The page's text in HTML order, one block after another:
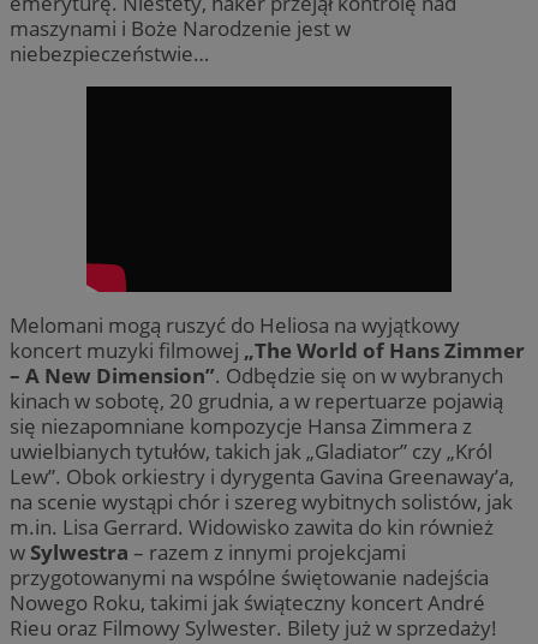
maszynami i Boże Narodzenie jest w
niebezpieczeństwie…
Melomani mogą ruszyć do Heliosa na wyjątkowy
koncert muzyki filmowej „The World of Hans Zimmer
– A New Dimension”. Odbędzie się on w wybranych
kinach w sobotę, 20 grudnia, a w repertuarze pojawią
się niezapomniane kompozycje Hansa Zimmera z
uwielbianych tytułów, takich jak „Gladiator” czy „Król
Lew”. Obok orkiestry i dyrygenta Gavina Greenaway’a,
na scenie wystąpi chór i szereg wybitnych solistów, jak
m.in. Lisa Gerrard. Widowisko zawita do kin również
w Sylwestra – razem z innymi projekcjami
przygotowanymi na wspólne świętowanie nadejścia
Nowego Roku, takimi jak świąteczny koncert André
Rieu oraz Filmowy Sylwester. Bilety już w sprzedaży!